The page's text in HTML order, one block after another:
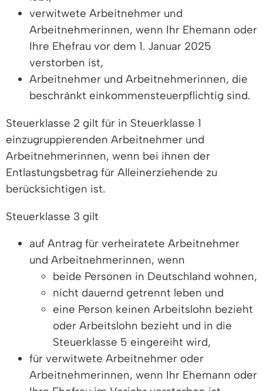
verwitwete Arbeitnehmer und
Arbeitnehmerinnen, wenn Ihr Ehemann oder
Ihre Ehefrau vor dem 1. Januar 2025
verstorben ist,
Arbeitnehmer und Arbeitnehmerinnen, die
beschränkt einkommensteuerpflichtig sind.
Steuerklasse 2 gilt für in Steuerklasse 1
einzugruppierenden Arbeitnehmer und
Arbeitnehmerinnen, wenn bei ihnen der
Entlastungsbetrag für Alleinerziehende zu
berücksichtigen ist.
Steuerklasse 3 gilt
auf Antrag für verheiratete Arbeitnehmer
und Arbeitnehmerinnen, wenn
beide Personen in Deutschland wohnen,
nicht dauernd getrennt leben und
eine Person keinen Arbeitslohn bezieht
oder Arbeitslohn bezieht und in die
Steuerklasse 5 eingereiht wird,
für verwitwete Arbeitnehmer oder
Arbeitnehmerinnen, wenn Ihr Ehemann oder